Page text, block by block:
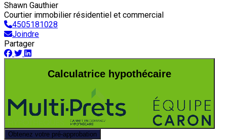
Shawn Gauthier
Courtier immobilier résidentiel et commercial
4505181028
Joindre
Partager
Calculatrice hypothécaire
Obtenez votre pré-approbation